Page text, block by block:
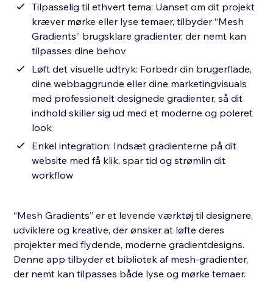
Tilpasselig til ethvert tema: Uanset om dit projekt
kræver mørke eller lyse temaer, tilbyder “Mesh
Gradients” brugsklare gradienter, der nemt kan
tilpasses dine behov
Løft det visuelle udtryk: Forbedr din brugerflade,
dine webbaggrunde eller dine marketingvisuals
med professionelt designede gradienter, så dit
indhold skiller sig ud med et moderne og poleret
look
Enkel integration: Indsæt gradienterne på dit
website med få klik, spar tid og strømlin dit
workflow
“Mesh Gradients” er et levende værktøj til designere,
udviklere og kreative, der ønsker at løfte deres
projekter med flydende, moderne gradientdesigns.
Denne app tilbyder et bibliotek af mesh-gradienter,
der nemt kan tilpasses både lyse og mørke temaer.